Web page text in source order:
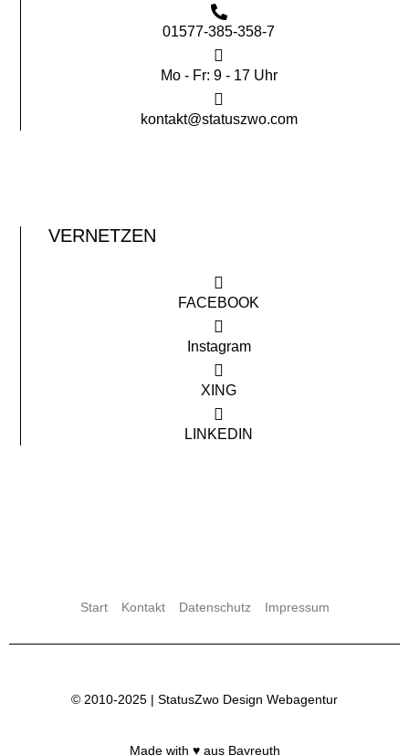
01577-385-358-7
Mo - Fr: 9 - 17 Uhr
kontakt@statuszwo.com
VERNETZEN
FACEBOOK
Instagram
XING
LINKEDIN
Start Kontakt Datenschutz Impressum
Made with ♥ aus Bayreuth
© 2010-2025 | StatusZwo Design Webagentur